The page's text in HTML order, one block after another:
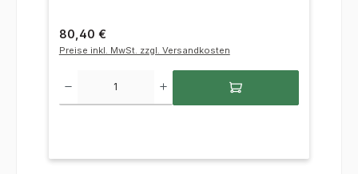
Regulärer Preis:
80,40 €
Preise inkl. MwSt. zzgl. Versandkosten